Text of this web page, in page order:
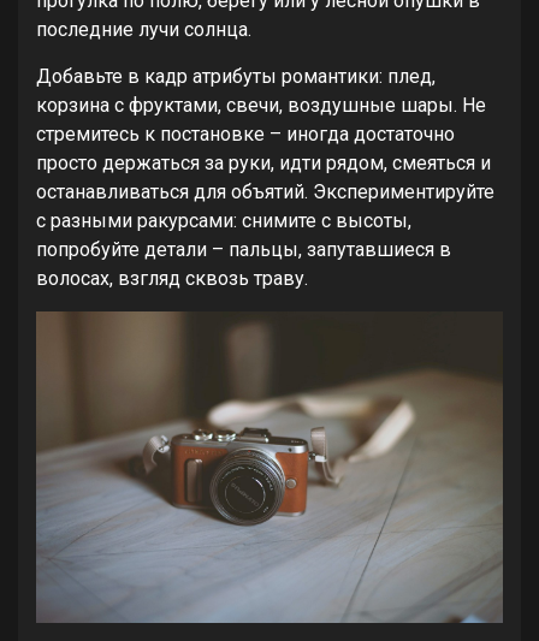
последние лучи солнца.
Добавьте в кадр атрибуты романтики: плед,
корзина с фруктами, свечи, воздушные шары. Не
стремитесь к постановке – иногда достаточно
просто держаться за руки, идти рядом, смеяться и
останавливаться для объятий. Экспериментируйте
с разными ракурсами: снимите с высоты,
попробуйте детали – пальцы, запутавшиеся в
волосах, взгляд сквозь траву.